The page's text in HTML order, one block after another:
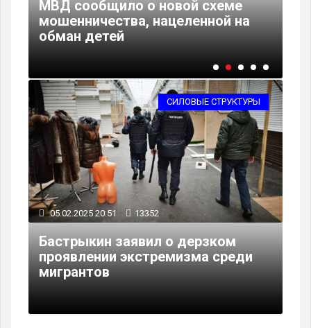
МВД сообщило о новой схеме
мошенничества, нацеленной на
обман детей
СИЛОВЫЕ СТРУКТУРЫ
05.02.2025 20:51 13352
Бастрыкин заявил о дерзком
проявлении экстремизма среди
мигрантов